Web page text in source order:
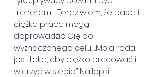
trenerami". Teraz wiem, że pasja i
ciężka praca mogą
doprowadzić Cię do
wyznaczonego celu. „Moja rada
jest taka, aby ciężko pracować i
wierzyć w siebie”. Najlepsi